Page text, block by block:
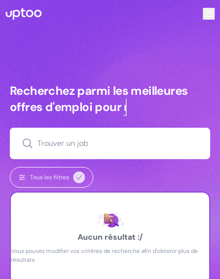
Recherchez parmi les meilleures
Recherchez parmi les meilleures
offres d'emploi pourmanagers
Trouver un job
Tous les filtres
Aucun résultat :/
Vous pouvez modifier vos critères de recherche afin d'obtenir plus de
résultats